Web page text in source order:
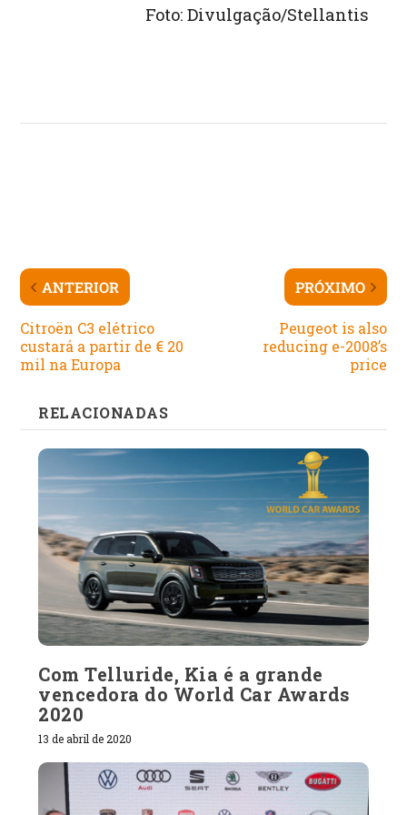
Foto: Divulgação/Stellantis
ANTERIOR
Citroën C3 elétrico
custará a partir de € 20
mil na Europa
PRÓXIMO
Peugeot is also
reducing e-2008’s
price
RELACIONADAS
Com Telluride, Kia é a grande
vencedora do World Car Awards
2020
13 de abril de 2020